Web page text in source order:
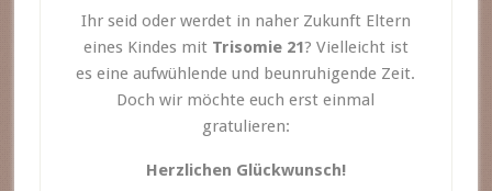
Ihr seid oder werdet in naher Zukunft Eltern
eines Kindes mit Trisomie 21? Vielleicht ist
es eine aufwühlende und beunruhigende Zeit.
Doch wir möchte euch erst einmal
gratulieren:
Herzlichen Glückwunsch!